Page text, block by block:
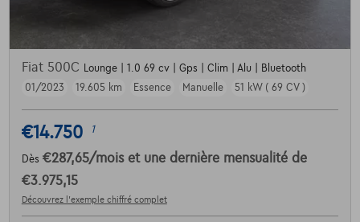
Fiat 500C Lounge | 1.0 69 cv | Gps | Clim | Alu | Bluetooth
01/2023
19.605 km Essence Manuelle 51 kW ( 69 CV )
€14.750 1
Dès €287,65/mois et une dernière mensualité de
€3.975,15
Découvrez l’exemple chiffré complet